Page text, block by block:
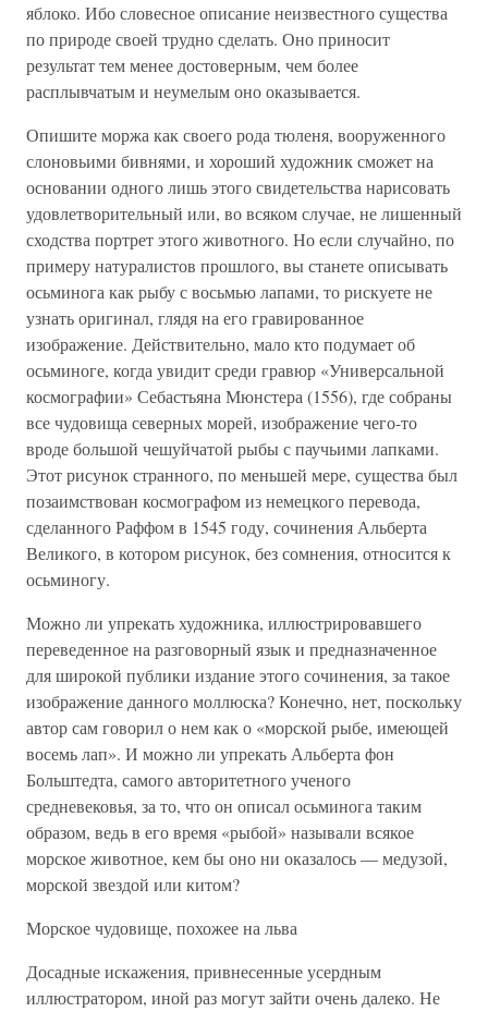
яблоко. Ибо словесное описание неизвестного существа
по природе своей трудно сделать. Оно приносит
результат тем менее достоверным, чем более
расплывчатым и неумелым оно оказывается.
Опишите моржа как своего рода тюленя, вооруженного
слоновьими бивнями, и хороший художник сможет на
основании одного лишь этого свидетельства нарисовать
удовлетворительный или, во всяком случае, не лишенный
сходства портрет этого животного. Но если случайно, по
примеру натуралистов прошлого, вы станете описывать
осьминога как рыбу с восьмью лапами, то рискуете не
узнать оригинал, глядя на его гравированное
изображение. Действительно, мало кто подумает об
осьминоге, когда увидит среди гравюр «Универсальной
космографии» Себастьяна Мюнстера (1556), где собраны
все чудовища северных морей, изображение чего-то
вроде большой чешуйчатой рыбы с паучьими лапками.
Этот рисунок странного, по меньшей мере, существа был
позаимствован космографом из немецкого перевода,
сделанного Раффом в 1545 году, сочинения Альберта
Великого, в котором рисунок, без сомнения, относится к
осьминогу.
Можно ли упрекать художника, иллюстрировавшего
переведенное на разговорный язык и предназначенное
для широкой публики издание этого сочинения, за такое
изображение данного моллюска? Конечно, нет, поскольку
автор сам говорил о нем как о «морской рыбе, имеющей
восемь лап». И можно ли упрекать Альберта фон
Больштедта, самого авторитетного ученого
средневековья, за то, что он описал осьминога таким
образом, ведь в его время «рыбой» называли всякое
морское животное, кем бы оно ни оказалось — медузой,
морской звездой или китом?
Морское чудовище, похожее на льва
Досадные искажения, привнесенные усердным
иллюстратором, иной раз могут зайти очень далеко. Не